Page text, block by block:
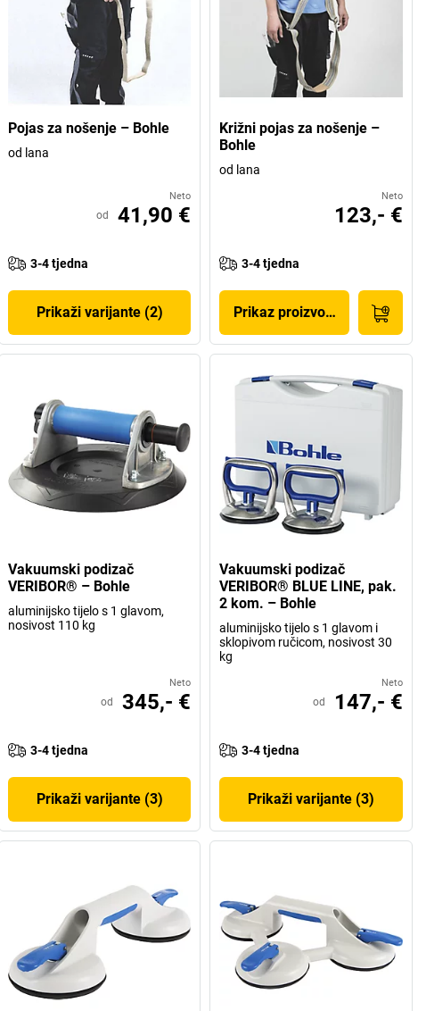
Pojas za nošenje – Bohle
od lana
Neto
od 41,90 €
3-4 tjedna
Prikaži varijante (2)
Križni pojas za nošenje –
Bohle
od lana
Neto
123,- €
3-4 tjedna
Prikaz proizvoda
Vakuumski podizač
VERIBOR® – Bohle
aluminijsko tijelo s 1 glavom,
nosivost 110 kg
Neto
od 345,- €
3-4 tjedna
Prikaži varijante (3)
Vakuumski podizač
VERIBOR® BLUE LINE, pak.
2 kom. – Bohle
aluminijsko tijelo s 1 glavom i
sklopivom ručicom, nosivost 30
kg
Neto
od 147,- €
3-4 tjedna
Prikaži varijante (3)